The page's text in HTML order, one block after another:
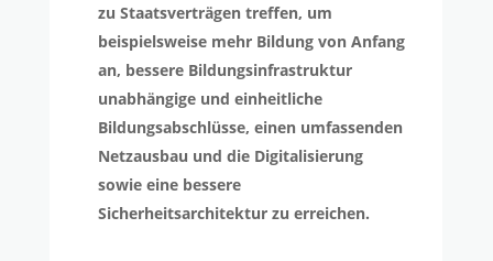
zu Staatsverträgen treffen, um
beispielsweise mehr Bildung von Anfang
an, bessere Bildungsinfrastruktur
unabhängige und einheitliche
Bildungsabschlüsse, einen umfassenden
Netzausbau und die Digitalisierung
sowie eine bessere
Sicherheitsarchitektur zu erreichen.